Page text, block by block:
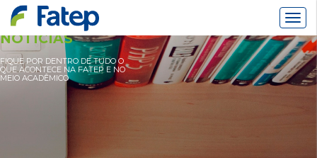
NOTÍCIAS
FIQUE POR DENTRO DE TUDO O
QUE ACONTECE NA FATEP E NO
MEIO ACADÊMICO